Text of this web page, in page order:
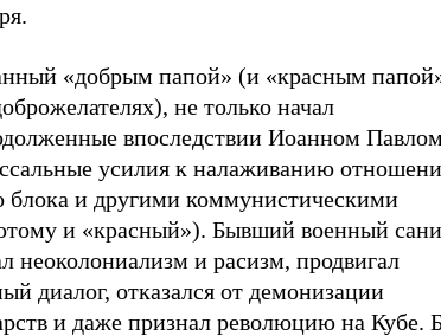
«добрым папой» (и «красным
не только начал
впоследствии Иоанном
усилия к налаживанию
блока и другими коммунистическими
и «красный»). Бывший военный
неоколониализм и расизм, продвигал
диалог, отказался от демонизации
и даже признал революцию на Кубе.